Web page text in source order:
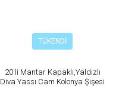
TÜKENDİ
20 li Mantar Kapaklı,Yaldızlı
Diva Yassı Cam Kolonya Şişesi